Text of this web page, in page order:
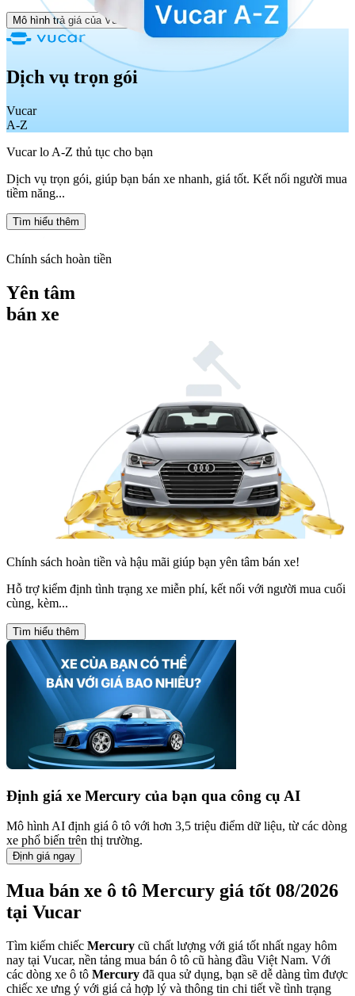
Mô hình trả giá của Vucar
Dịch vụ trọn gói
Vucar
A-Z
Vucar lo A-Z thủ tục cho bạn
Dịch vụ trọn gói, giúp bạn bán xe nhanh, giá tốt. Kết nối người mua
tiềm năng...
Tìm hiểu thêm
Chính sách hoàn tiền
Yên tâm
bán xe
Chính sách hoàn tiền và hậu mãi giúp bạn yên tâm bán xe!
Hỗ trợ kiểm định tình trạng xe miễn phí, kết nối với người mua cuối
cùng, kèm...
Tìm hiểu thêm
Định giá xe Mercury của bạn qua công cụ AI
Mô hình AI định giá ô tô với hơn 3,5 triệu điểm dữ liệu, từ các dòng
xe phổ biến trên thị trường.
Định giá ngay
Mua bán xe ô tô Mercury giá tốt 08/2026
tại Vucar
Tìm kiếm chiếc Mercury cũ chất lượng với giá tốt nhất ngay hôm
nay tại Vucar, nền tảng mua bán ô tô cũ hàng đầu Việt Nam. Với
các dòng xe ô tô Mercury đã qua sử dụng, bạn sẽ dễ dàng tìm được
chiếc xe ưng ý với giá cả hợp lý và thông tin chi tiết về tình trạng